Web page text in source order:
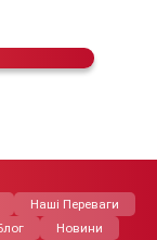
Нашi Переваги
Новини